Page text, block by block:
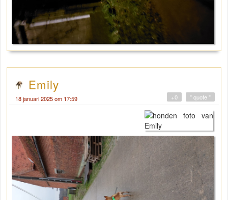
Emily
18 januari 2025 om 17:59 " quote "
+0